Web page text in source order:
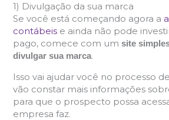
1) Divulgação da sua marca
Se você está começando agora a
contábeise ainda não pode
pago, comece com um site
divulgar sua marca.
Isso vai ajudar você no processo
vão constar mais informações
para que o prospecto possa
empresa faz.